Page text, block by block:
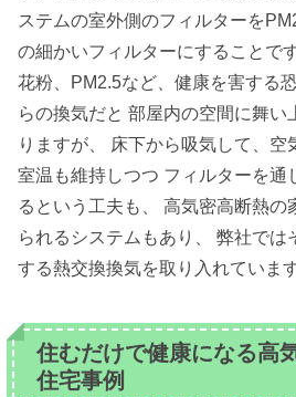
ステムの室外側のフィルターを
の細かいフィルターにすることで
花粉、PM2.5など、健康を害する
らの換気だと 部屋内の空間に舞い
りますが、 床下から吸気して、空
室温も維持しつつ フィルターを通
るという工夫も、 高気密高断熱の
られるシステムもあり、 弊社では
する熱交換換気を取り入れていま
住むだけで健康になる高
住宅事例